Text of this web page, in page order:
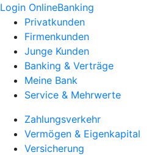
Login OnlineBanking
Privatkunden
Firmenkunden
Junge Kunden
Banking & Verträge
Meine Bank
Service & Mehrwerte
Zahlungsverkehr
Vermögen & Eigenkapital
Versicherung